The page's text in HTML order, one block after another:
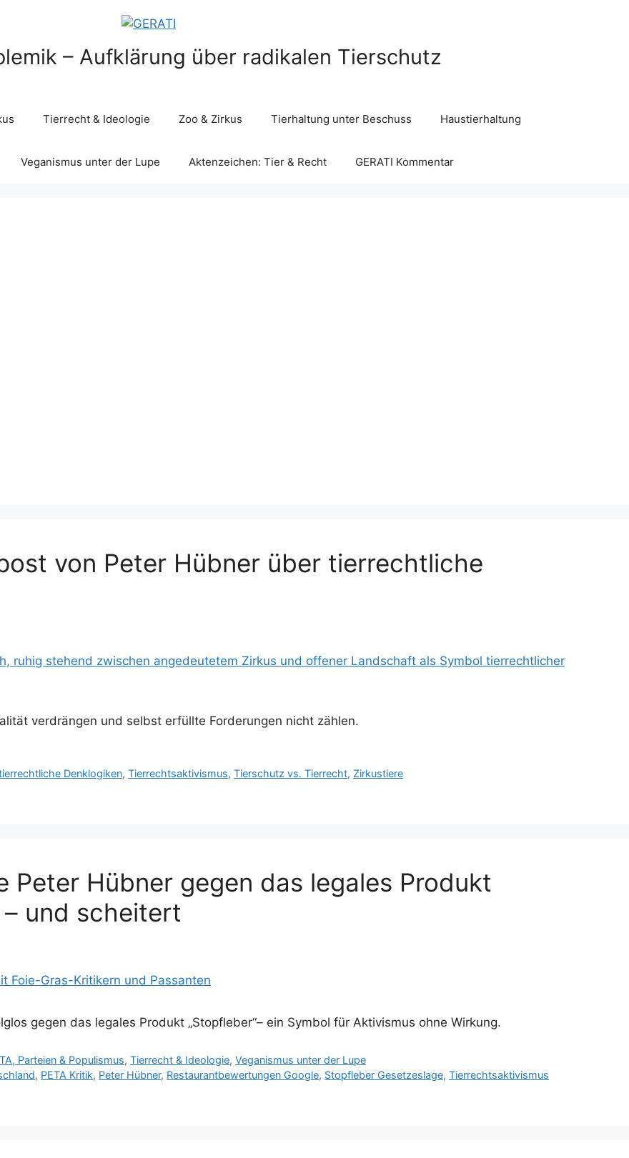
– Aufklärung über radikalen Tierschutz
Tierrecht & Ideologie Zoo & Zirkus Tierhaltung unter Beschuss Haustierhaltung
Veganismus unter der Lupe Aktenzeichen: Tier & Recht GERATI Kommentar
von Peter Hübner über tierrechtliche
verdrängen und selbst erfüllte Forderungen nicht zählen.
Denklogiken,Tierrechtsaktivismus,Tierschutz vs. Tierrecht, Zirkustiere
Peter Hübner gegen das legales Produkt
und scheitert
gegen das legales Produkt „Stopfleber“– ein Symbol für Aktivismus ohne Wirkung.
Parteien & Populismus,Tierrecht & Ideologie,Veganismus unter der Lupe
, PETA Kritik, Peter Hübner, Restaurantbewertungen Google, Stopfleber Gesetzeslage,Tierrechtsaktivismus